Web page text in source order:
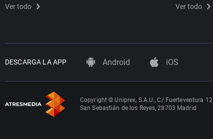
Ver todo Ver todo
DESCARGA LA APP Android iOS
Copyright © Uniprex, S.A.U., C/ Fuerteventura 12
San Sebastián de los Reyes, 28703 Madrid